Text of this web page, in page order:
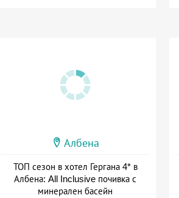
Албена
ТОП сезон в хотел Гергана 4* в
Албена: All Inclusive почивка с
минерален басейн